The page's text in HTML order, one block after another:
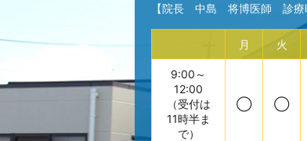
【院長 中島 将博医師 診療
月 火
9:00～
12:00
（受付は
11時半ま
で）
◯ ◯